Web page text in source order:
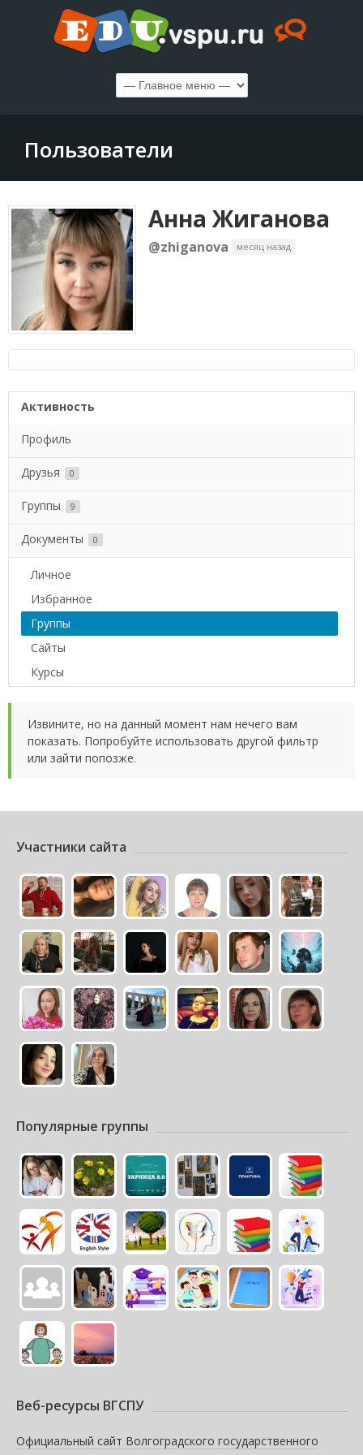
Пользователи
Анна Жиганова
@zhiganova месяц назад
Активность
Профиль
Друзья 0
Группы 9
Документы 0
Личное
Избранное
Группы
Сайты
Курсы
Извините, но на данный момент нам нечего вам
показать. Попробуйте использовать другой фильтр
или зайти попозже.
Участники сайта
Популярные группы
Веб-ресурсы ВГСПУ
Официальный сайт Волгоградского государственного